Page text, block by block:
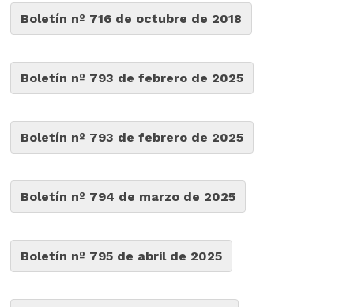
Boletín nº 716 de octubre de 2018
Boletín nº 793 de febrero de 2025
Boletín nº 793 de febrero de 2025
Boletín nº 794 de marzo de 2025
Boletín nº 795 de abril de 2025